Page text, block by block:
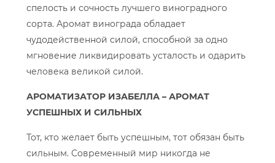
спелость и сочность лучшего виноградного
сорта. Аромат винограда обладает
чудодейственной силой, способной за одно
мгновение ликвидировать усталость и одарить
человека великой силой.
АРОМАТИЗАТОР ИЗАБЕЛЛА – АРОМАТ
УСПЕШНЫХ И СИЛЬНЫХ
Тот, кто желает быть успешным, тот обязан быть
сильным. Современный мир никогда не